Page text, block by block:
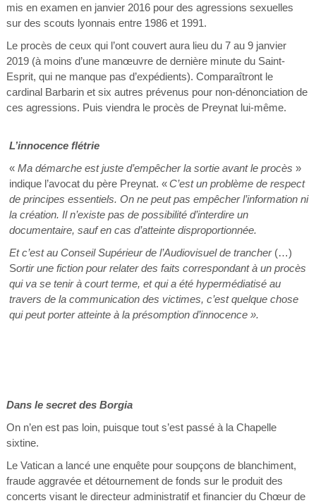
mis en examen en janvier 2016 pour des agressions sexuelles
sur des scouts lyonnais entre 1986 et 1991.
Le procès de ceux qui l’ont couvert aura lieu du 7 au 9 janvier
2019 (à moins d’une manœuvre de dernière minute du Saint-
Esprit, qui ne manque pas d’expédients). Comparaîtront le
cardinal Barbarin et six autres prévenus pour non-dénonciation de
ces agressions. Puis viendra le procès de Preynat lui-même.
L’innocence flétrie
« Ma démarche est juste d’empêcher la sortie avant le procès »
indique l’avocat du père Preynat. «C’est un problème de respect
de principes essentiels. On ne peut pas empêcher l’information ni
la création. Il n’existe pas de possibilité d’interdire un
documentaire, sauf en cas d’atteinte disproportionnée.
Et c’est au Conseil Supérieur de l’Audiovisuel de trancher(…)
Sortir une fiction pour relater des faits correspondant à un procès
qui va se tenir à court terme, et qui a été hypermédiatisé au
travers de la communication des victimes, c’est quelque chose
qui peut porter atteinte à la présomption d’innocence ».
Dans le secret des Borgia
On n’en est pas loin, puisque tout s’est passé à la Chapelle
sixtine.
Le Vatican a lancé une enquête pour soupçons de blanchiment,
fraude aggravée et détournement de fonds sur le produit des
concerts visant le directeur administratif et financier du Chœur de